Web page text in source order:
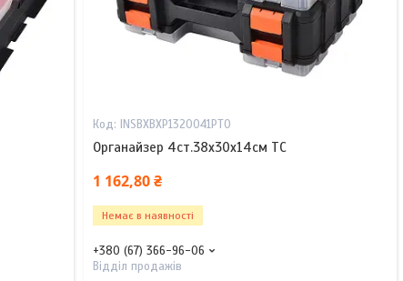
INSBXBXP1320041PT0
Органайзер 4ст.38х30х14см TC
1 162,80 ₴
Немає в наявності
+380 (67) 366-96-06
Відділ продажів